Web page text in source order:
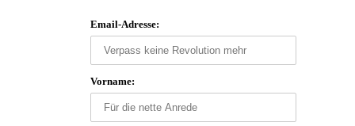
Email-Adresse:
Vorname: